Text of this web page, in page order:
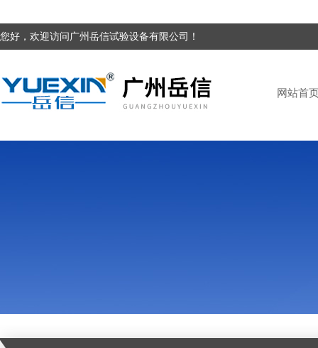
您好，欢迎访问广州岳信试验设备有限公司！
网站首